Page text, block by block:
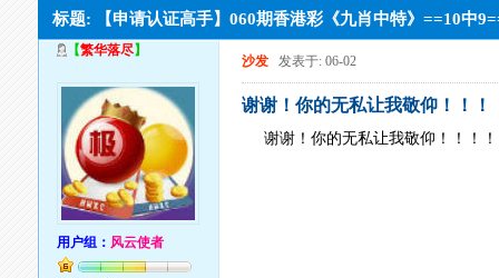
标题: 【申请认证高手】060期香港彩《九肖中特》==10中
【繁华落尽】
用户组： 风云使者
沙发 发表于: 06-02
谢谢！你的无私让我敬仰！！！
谢谢！你的无私让我敬仰！！！！